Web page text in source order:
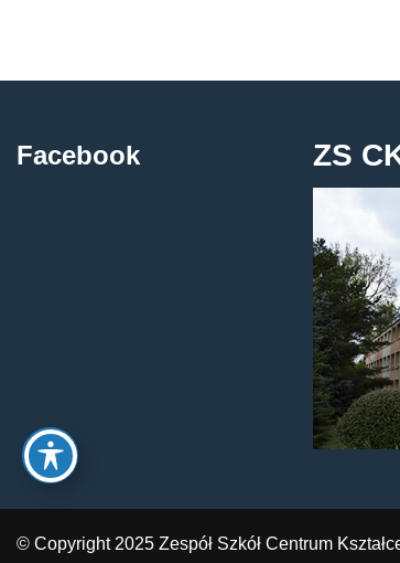
Facebook ZS
© Copyright 2025 Zespół Szkół Centrum